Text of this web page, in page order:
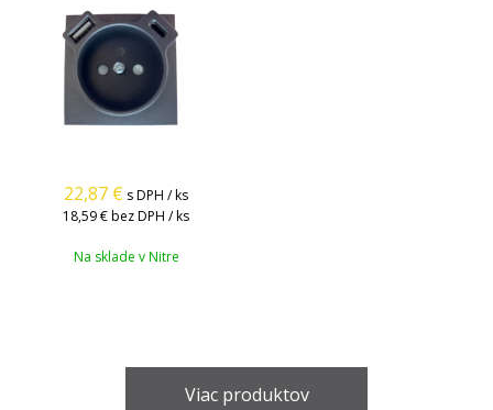
22,87 € s DPH / ks
18,59 €bez DPH / ks
Na sklade v Nitre
Viac produktov